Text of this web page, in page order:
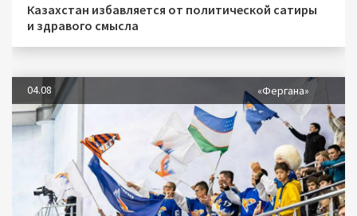
Казахстан избавляется от политической сатиры
и здравого смысла
04.08 «Фергана»